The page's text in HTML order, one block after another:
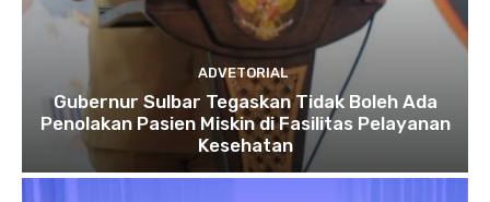
ADVETORIAL
Gubernur Sulbar Tegaskan Tidak Boleh Ada
Penolakan Pasien Miskin di Fasilitas Pelayanan
Kesehatan